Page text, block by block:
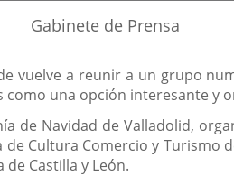
Fuente
la
noticia
Gabinete de Prensa
vuelve a reunir a un grupo
una opción interesante y
de Navidad de Valladolid,
de Cultura Comercio y
Castilla y León.